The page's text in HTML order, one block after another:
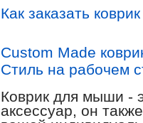
Как заказать
Custom Made
Стиль на рабочем
Коврик для мыши -
аксессуар, он